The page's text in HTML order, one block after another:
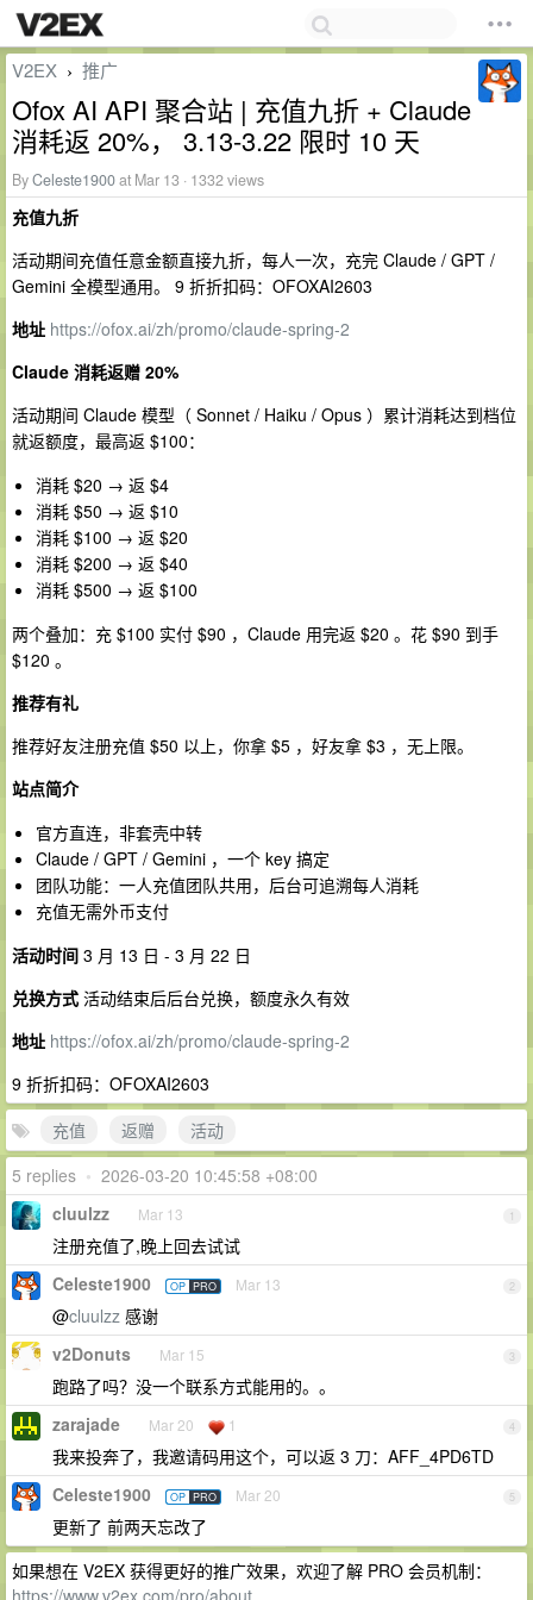
V2EX › 推广
Ofox AI API 聚合站 | 充值九折 + Claude
消耗返 20%， 3.13-3.22 限时 10 天
ByCeleste1900at Mar 13 · 1332 views
充值九折
活动期间充值任意金额直接九折，每人一次，充完 Claude / GPT /
Gemini 全模型通用。 9 折折扣码：OFOXAI2603
地址 https://ofox.ai/zh/promo/claude-spring-2
Claude 消耗返赠 20%
活动期间 Claude 模型（ Sonnet / Haiku / Opus ）累计消耗达到档位
就返额度，最高返 $100：
消耗 $20 → 返 $4
消耗 $50 → 返 $10
消耗 $100 → 返 $20
消耗 $200 → 返 $40
消耗 $500 → 返 $100
两个叠加：充 $100 实付 $90 ，Claude 用完返 $20 。花 $90 到手
$120 。
推荐有礼
推荐好友注册充值 $50 以上，你拿 $5 ，好友拿 $3 ，无上限。
站点简介
官方直连，非套壳中转
Claude / GPT / Gemini ，一个 key 搞定
团队功能：一人充值团队共用，后台可追溯每人消耗
充值无需外币支付
活动时间 3 月 13 日 - 3 月 22 日
兑换方式 活动结束后后台兑换，额度永久有效
地址 https://ofox.ai/zh/promo/claude-spring-2
9 折折扣码：OFOXAI2603
充值
返赠
活动
5 replies • 2026-03-20 10:45:58 +08:00
1
cluulzz Mar 13
注册充值了,晚上回去试试
2
Celeste1900 OP PRO Mar 13
@cluulzz 感谢
3
v2Donuts Mar 15
跑路了吗？没一个联系方式能用的。。
4
zarajade Mar 20 1
我来投奔了，我邀请码用这个，可以返 3 刀：AFF_4PD6TD
5
Celeste1900 OP PRO Mar 20
更新了 前两天忘改了
如果想在 V2EX 获得更好的推广效果，欢迎了解 PRO 会员机制：
https://www.v2ex.com/pro/about